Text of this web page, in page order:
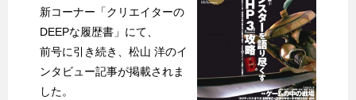
新コーナー「クリエイターの
DEEPな履歴書」にて、
前号に引き続き、松山 洋のイ
ンタビュー記事が掲載されま
した。